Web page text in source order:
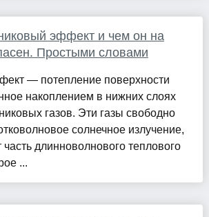
эффект и чем он на
Простыми словами
— потепление поверхности
накоплением в нижних слоях
газов. Эти газы свободно
солнечное излучение,
длинноволнового теплового
...